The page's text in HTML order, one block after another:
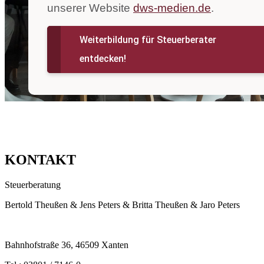
KONTAKT
Steuerberatung
Bertold Theußen & Jens Peters & Britta Theußen & Jaro Peters
Bahnhofstraße 36, 46509 Xanten